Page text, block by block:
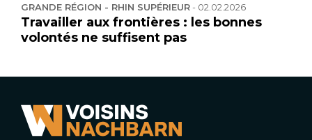
GRANDE RÉGION - RHIN SUPÉRIEUR- 02.02.2026
Travailler aux frontières : les bonnes
volontés ne suffisent pas